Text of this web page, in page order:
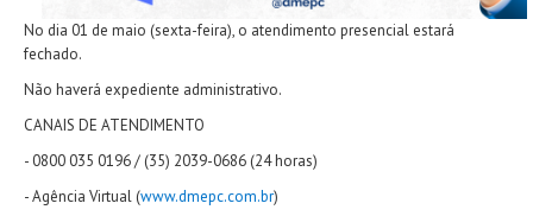
No dia 01 de maio (sexta-feira), o atendimento presencial estará
fechado.
Não haverá expediente administrativo.
CANAIS DE ATENDIMENTO
- 0800 035 0196 / (35) 2039-0686 (24 horas)
- Agência Virtual (www.dmepc.com.br)